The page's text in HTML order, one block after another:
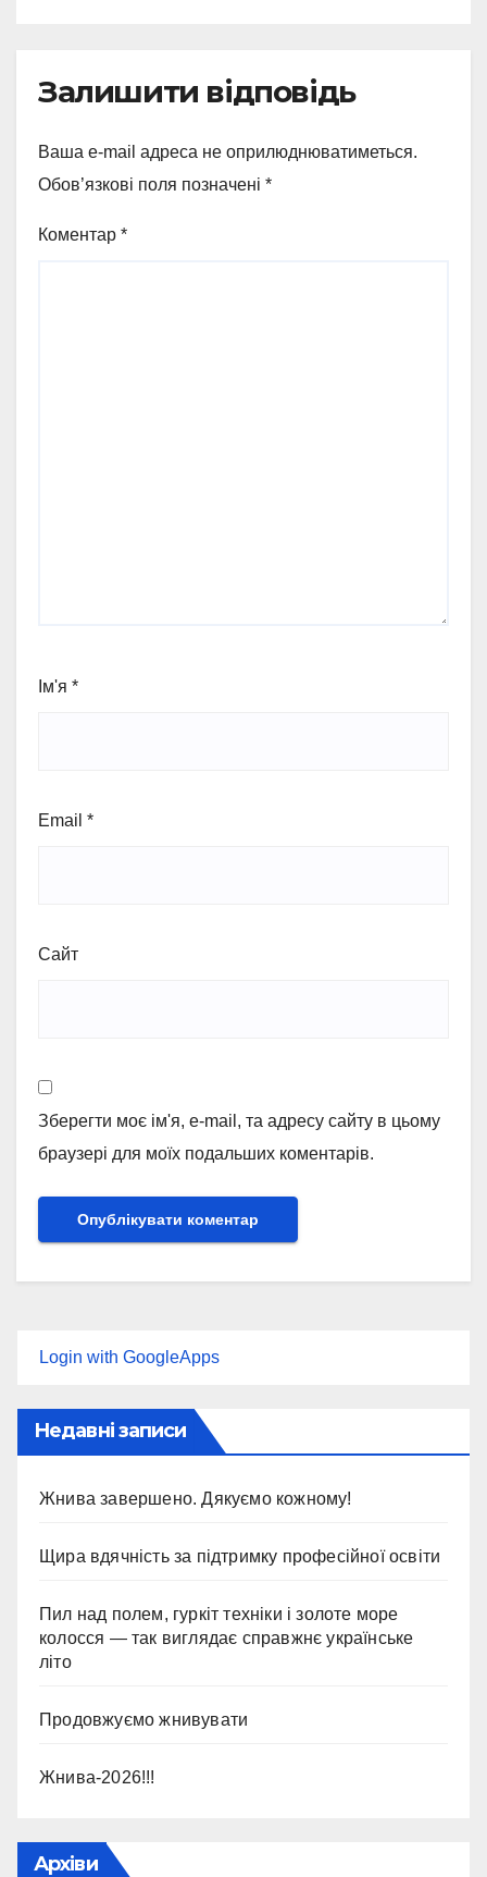
Залишити відповідь
Ваша e-mail адреса не оприлюднюватиметься.
Обов’язкові поля позначені *
Коментар *
Ім'я *
Email *
Сайт
Зберегти моє ім'я, e-mail, та адресу сайту в цьому
браузері для моїх подальших коментарів.
Login with GoogleApps
Недавні записи
Жнива завершено. Дякуємо кожному!
Щира вдячність за підтримку професійної освіти
Пил над полем, гуркіт техніки і золоте море
колосся — так виглядає справжнє українське
літо
Продовжуємо жнивувати
Жнива-2026!!!
Архіви